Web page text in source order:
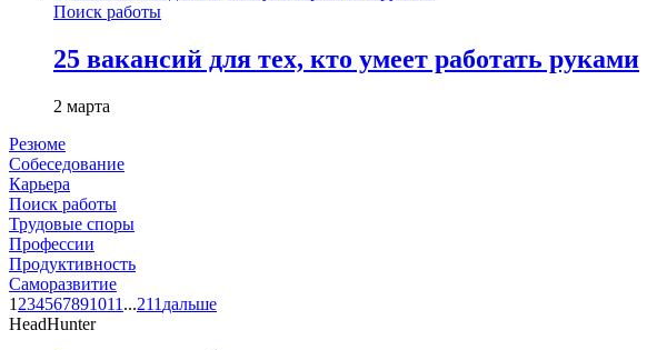
Поиск работы
25 вакансий для тех, кто умеет работать руками
2 марта
Резюме
Собеседование
Карьера
Поиск работы
Трудовые споры
Профессии
Продуктивность
Саморазвитие
1 234567891011 ...211 дальше
HeadHunter